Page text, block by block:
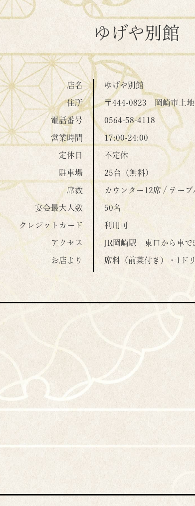
ゆげや別館
店名 ゆげや別館
住所 〒444-0823 岡崎市上
電話番号 0564-58-4118
営業時間 17:00-24:00
定休日 不定休
駐車場 25台（無料）
席数 カウンター12席 / テー
宴会最大人数 50名
クレジットカード 利用可
アクセス JR岡崎駅 東口から車で
お店より 席料（前菜付き）・1ド